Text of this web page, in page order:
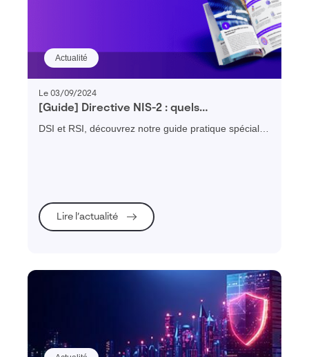
Actualité
Le 03/09/2024
[Guide] Directive NIS-2 : quels
changements faut il prévoir ?
DSI et RSI, découvrez notre guide pratique spécial
Lire l’actualité